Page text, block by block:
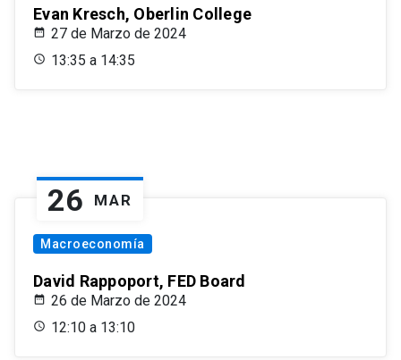
Evan Kresch, Oberlin College
27 de Marzo de 2024
13:35 a 14:35
26 MAR
Macroeconomía
David Rappoport, FED Board
26 de Marzo de 2024
12:10 a 13:10